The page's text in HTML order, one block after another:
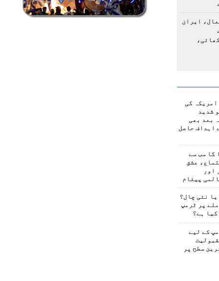
ایران
امریکہ کی
شدید
بعد بھی
اہداف حاصل
کا سب سے
عشق
اور
پیغام
نئی چال؟
پر ٹرمپ
کیا ہے؟
کے لیے
سطح پر